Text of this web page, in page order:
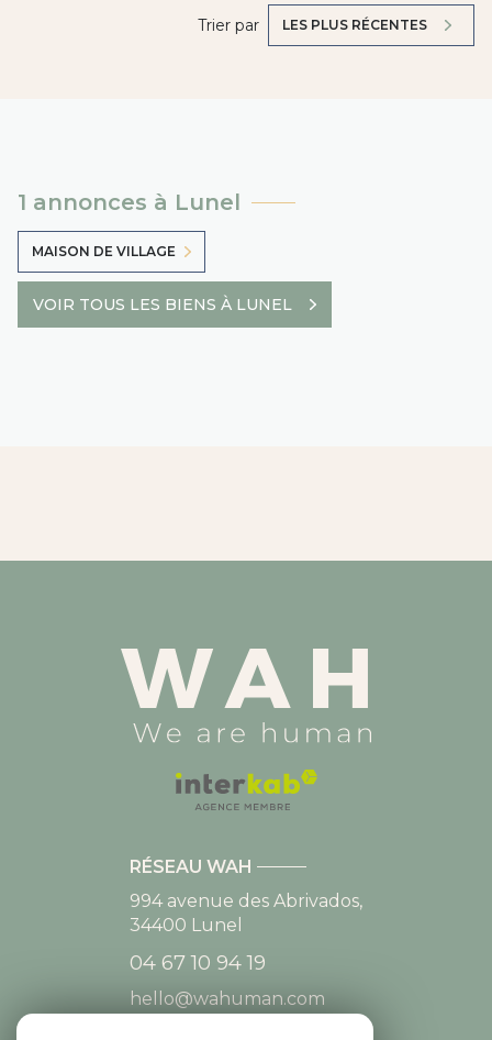
Trier par LES PLUS RÉCENTES
1 annonces à Lunel
MAISON DE VILLAGE
VOIR TOUS LES BIENS À LUNEL
RÉSEAU WAH
994 avenue des Abrivados,
34400 Lunel
04 67 10 94 19
hello@wahuman.com